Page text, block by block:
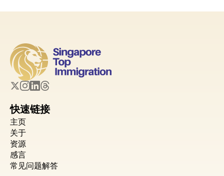
快速链接
主页
关于
资源
感言
常见问题解答